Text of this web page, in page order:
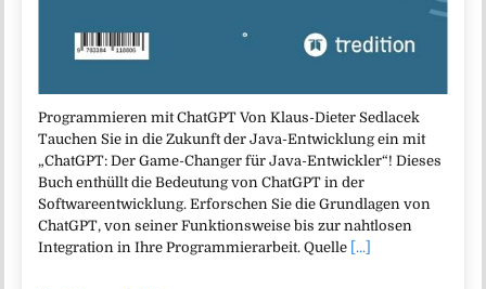
Programmieren mit ChatGPT Von Klaus-Dieter Sedlacek
Tauchen Sie in die Zukunft der Java-Entwicklung ein mit
„ChatGPT: Der Game-Changer für Java-Entwickler“! Dieses
Buch enthüllt die Bedeutung von ChatGPT in der
Softwareentwicklung. Erforschen Sie die Grundlagen von
ChatGPT, von seiner Funktionsweise bis zur nahtlosen
Integration in Ihre Programmierarbeit. Quelle [...]